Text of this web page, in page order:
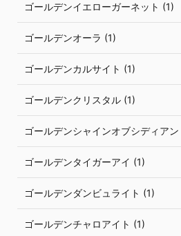
ゴールデンイエローガーネット (1)
ゴールデンオーラ (1)
ゴールデンカルサイト (1)
ゴールデンクリスタル (1)
ゴールデンシャインオブシディアン
ゴールデンタイガーアイ (1)
ゴールデンダンビュライト (1)
ゴールデンチャロアイト (1)